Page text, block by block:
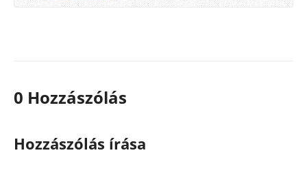
0 Hozzászólás
Hozzászólás írása